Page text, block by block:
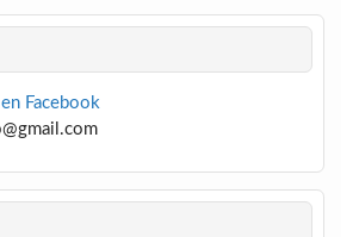
Facebook